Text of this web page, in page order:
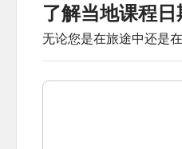
了解当地课程日
无论您是在旅途中还是